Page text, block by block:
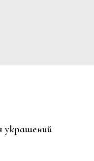
украшений